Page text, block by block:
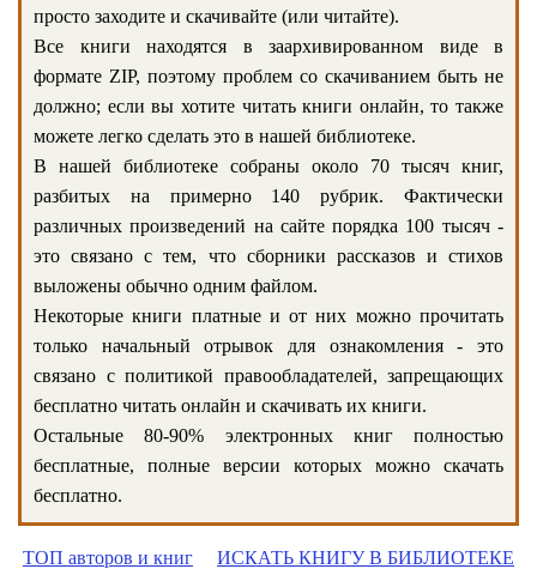
просто заходите и скачивайте (или читайте).
Все книги находятся в заархивированном виде в
формате ZIP, поэтому проблем со скачиванием быть не
должно; если вы хотите читать книги онлайн, то также
можете легко сделать это в нашей библиотеке.
В нашей библиотеке собраны около 70 тысяч книг,
разбитых на примерно 140 рубрик. Фактически
различных произведений на сайте порядка 100 тысяч -
это связано с тем, что сборники рассказов и стихов
выложены обычно одним файлом.
Некоторые книги платные и от них можно прочитать
только начальный отрывок для ознакомления - это
связано с политикой правообладателей, запрещающих
бесплатно читать онлайн и скачивать их книги.
Остальные 80-90% электронных книг полностью
бесплатные, полные версии которых можно скачать
бесплатно.
ТОП авторов и книг ИСКАТЬ КНИГУ В БИБЛИОТЕКЕ